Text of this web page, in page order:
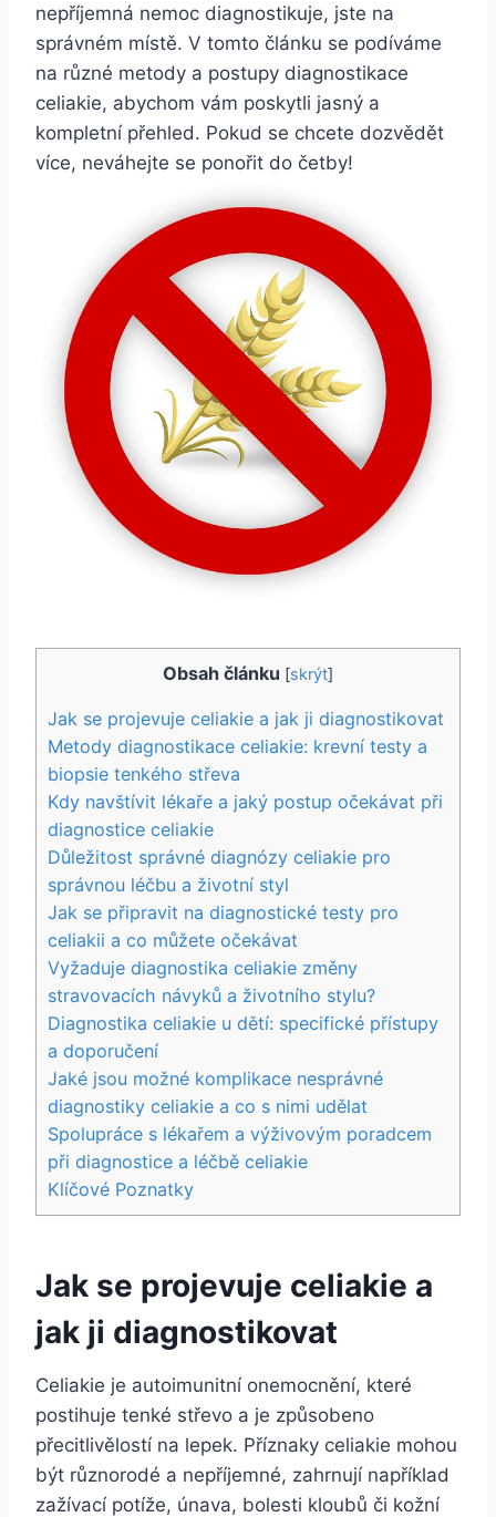
nepříjemná nemoc diagnostikuje, jste na
správném místě. V tomto článku se podíváme
na různé metody a postupy diagnostikace
celiakie, abychom vám poskytli jasný a
kompletní přehled. Pokud se chcete dozvědět
více, neváhejte se ponořit do četby!
Obsah článku [skrýt]
Jak se projevuje celiakie a jak ji diagnostikovat
Metody diagnostikace celiakie: krevní testy a
biopsie tenkého střeva
Kdy navštívit lékaře a jaký postup očekávat při
diagnostice celiakie
Důležitost správné diagnózy celiakie pro
správnou léčbu a životní styl
Jak se připravit na diagnostické testy pro
celiakii a co můžete očekávat
Vyžaduje diagnostika celiakie změny
stravovacích návyků a životního stylu?
Diagnostika celiakie u dětí: specifické přístupy
a doporučení
Jaké jsou možné komplikace nesprávné
diagnostiky celiakie a co s nimi udělat
Spolupráce s lékařem a výživovým poradcem
při diagnostice a léčbě celiakie
Klíčové Poznatky
Jak se projevuje celiakie a
jak ji diagnostikovat
Celiakie je autoimunitní onemocnění, které
postihuje tenké střevo a je způsobeno
přecitlivělostí na lepek. Příznaky celiakie mohou
být různorodé a nepříjemné, zahrnují například
zažívací potíže, únava, bolesti kloubů či kožní